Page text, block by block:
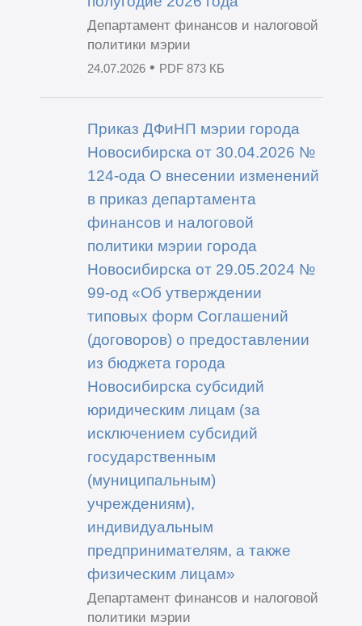
Департамент финансов и налоговой
политики мэрии
24.07.2026• PDF 873 КБ
Приказ ДФиНП мэрии города
Новосибирска от 30.04.2026 №
124-ода О внесении изменений
в приказ департамента
финансов и налоговой
политики мэрии города
Новосибирска от 29.05.2024 №
99-од «Об утверждении
типовых форм Соглашений
(договоров) о предоставлении
из бюджета города
Новосибирска субсидий
юридическим лицам (за
исключением субсидий
государственным
(муниципальным)
учреждениям),
индивидуальным
предпринимателям, а также
физическим лицам»
Департамент финансов и налоговой
политики мэрии